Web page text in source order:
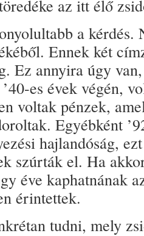
az itt élő
a
Ennek két
Ez annyira úgy
es évek végén,
voltak pénzek,
Egyébként
hajlandóság,
szúrták el. Ha
éve kaphatnának
érintettek.
tudni, mely